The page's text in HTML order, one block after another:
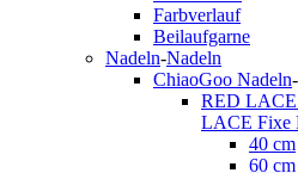
Farbverlauf
Beilaufgarne
Nadeln-Nadeln
ChiaoGoo Nadeln-
RED LACE
LACE Fixe
40 cm
60 cm